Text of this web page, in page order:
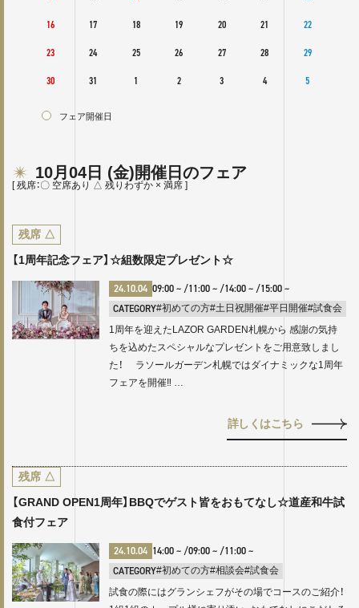
16 17 18 19 20 21 22
23 24 25 26 27 28 29
30 31 1 2 3 4 5
フェア開催日
10月04日 (金)開催日のフェア
[ 残席：〇 空席あり △ 残りわずか × 満席 ]
残席 △
【1周年記念フェア】☆組数限定プレゼント☆
24.10.04 09:00~ /11:00~ /14:00~ /15:00~
CATEGORY#初めての方#土日祝開催#平日開催#試食会
1周年を迎えたLAZOR GARDEN札幌から 感謝の気持
ちを込めたスペシャルなプレゼントをご用意致しまし
た！ ラソールガーデン札幌ではダイナミックな1周年
フェアを開催‼ …
詳しくはこちら
残席 △
【GRAND OPEN1周年】BBQでゲスト皆をおもてなし☆道産和牛試
食付フェア
24.10.04 14:00~ /09:00~ /11:00~
CATEGORY#初めての方#相談会#試食会
試食の際にはグランシェフがその場でコースのご紹介！